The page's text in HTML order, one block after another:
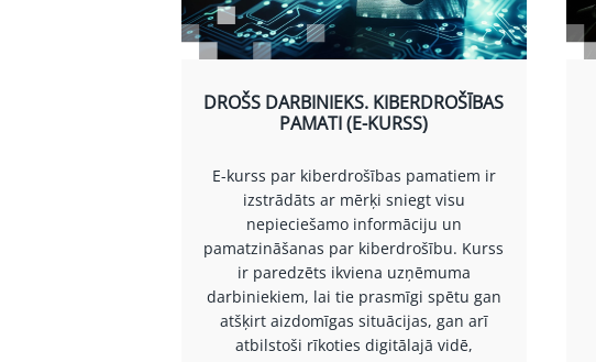
DROŠS DARBINIEKS. KIBERDROŠĪBAS
PAMATI (E-KURSS)
E-kurss par kiberdrošības pamatiem ir
izstrādāts ar mērķi sniegt visu
nepieciešamo informāciju un
pamatzināšanas par kiberdrošību. Kurss
ir paredzēts ikviena uzņēmuma
darbiniekiem, lai tie prasmīgi spētu gan
atšķirt aizdomīgas situācijas, gan arī
atbilstoši rīkoties digitālajā vidē,